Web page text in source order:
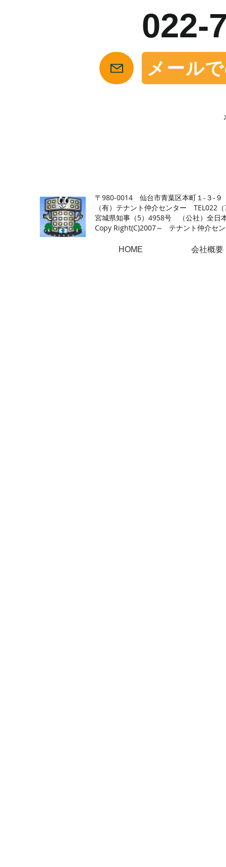
022-
メール
〒980-0014 仙台市青葉区本町１-３-９
（有）テナント仲介センター TEL022
宮城県知事（5）4958号 （公社）全日
Copy Right(C)2007～ テナント仲介セ
HOME 会社概要